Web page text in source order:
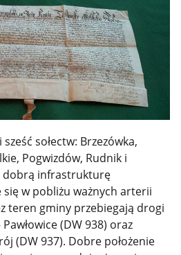
sołectw: Brzezówka,
Pogwizdów, Rudnik i
dobrą infrastrukturę
w pobliżu ważnych arterii
teren gminy przebiegają drogi
(DW 938) oraz
(DW 937). Dobre położenie